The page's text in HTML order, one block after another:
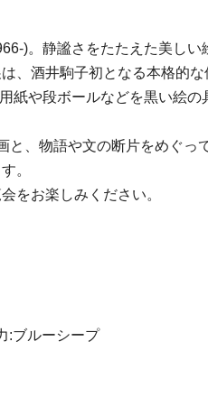
)。静謐さをたたえた美し
、酒井駒子初となる本格的な
紙や段ボールなどを黒い絵
、物語や文の断片をめぐっ
。
をお楽しみください。
:ブルーシープ